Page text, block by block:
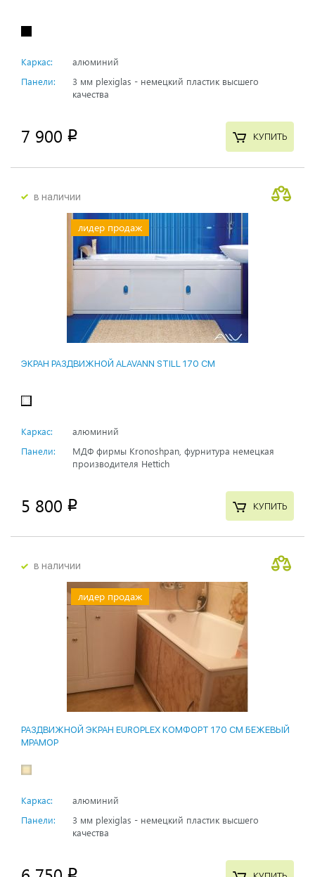
Каркас:
алюминий
Панели:
3 мм plexiglas - немецкий пластик высшего
качества
7 900 p КУПИТЬ
в наличии
лидер продаж
ЭКРАН РАЗДВИЖНОЙ ALAVANN STILL 170 СМ
Каркас:
алюминий
Панели:
МДФ фирмы Kronoshpan, фурнитура немецкая
производителя Hettich
5 800 p КУПИТЬ
в наличии
лидер продаж
РАЗДВИЖНОЙ ЭКРАН EUROPLEX КОМФОРТ 170 СМ БЕЖЕВЫЙ
МРАМОР
Каркас:
алюминий
Панели:
3 мм plexiglas - немецкий пластик высшего
качества
p